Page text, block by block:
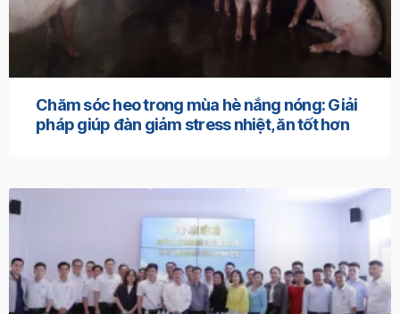
Chăm sóc heo trong mùa hè nắng nóng: Giải
pháp giúp đàn giảm stress nhiệt, ăn tốt hơn